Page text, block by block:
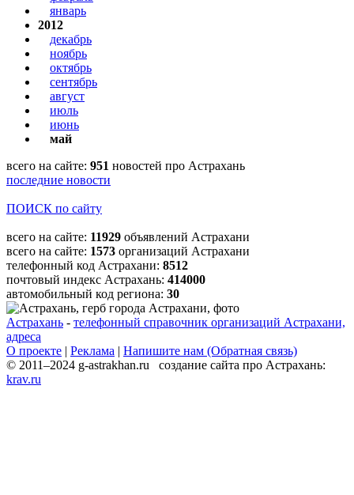
январь
2012
декабрь
ноябрь
октябрь
сентябрь
август
июль
июнь
май
всего на сайте: 951 новостей про Астрахань
последние новости
ПОИСК по сайту
всего на сайте: 11929 объявлений Астрахани
всего на сайте: 1573 организаций Астрахани
телефонный код Астрахани: 8512
почтовый индекс Астрахань: 414000
автомобильный код региона: 30
Астрахань - телефонный справочник организаций Астрахани,
адреса
О проекте | Реклама | Напишите нам (Обратная связь)
© 2011–2024 g-astrakhan.ru создание сайта про Астрахань:
krav.ru